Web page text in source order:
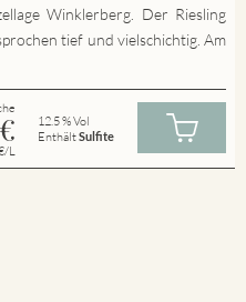
Winklerberg. Der Riesling
tief und vielschichtig. Am
€
L
12.5 % Vol
EnthältSulfite